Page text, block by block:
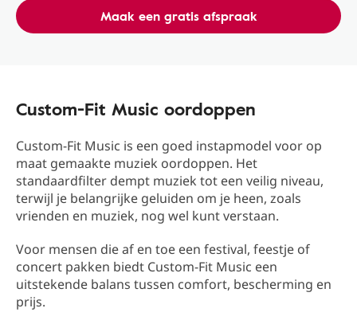
Maak een gratis afspraak
Custom-Fit Music oordoppen
Custom-Fit Music is een goed instapmodel voor op
maat gemaakte muziek oordoppen. Het
standaardfilter dempt muziek tot een veilig niveau,
terwijl je belangrijke geluiden om je heen, zoals
vrienden en muziek, nog wel kunt verstaan.
Voor mensen die af en toe een festival, feestje of
concert pakken biedt Custom-Fit Music een
uitstekende balans tussen comfort, bescherming en
prijs.